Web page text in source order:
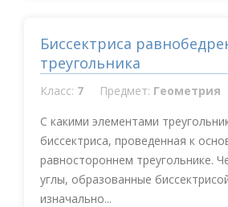
Биссектриса
треугольника
Класс: 7 Предмет: Геометрия
С какими элементами
биссектриса, проведенная к
равностороннем треугольнике.
углы, образованные
изначально...